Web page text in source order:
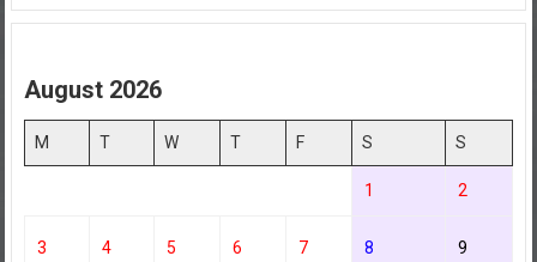
August 2026
M T W T F S S
1 2
3 4 5 6 7 8 9